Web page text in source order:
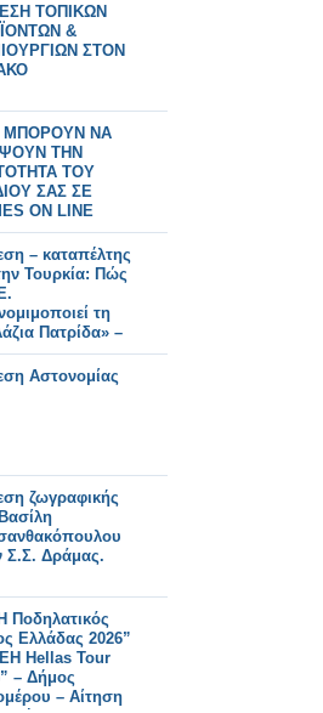
ΤΟΠΙΚΩΝ
&
ΣΤΟΝ
ΜΠΟΡΟΥΝ ΝΑ
ΤΗΝ
ΤΟΥ
ΣΑΣ ΣΕ
ON LINE
– καταπέλτης
Τουρκία: Πώς
τη
Πατρίδα» –
του
Αστονομίας
ζωγραφικής
Σ.Σ. Δράμας.
Ποδηλατικός
Ελλάδας 2026”
Hellas Tour
– Δήμος
– Αίτηση